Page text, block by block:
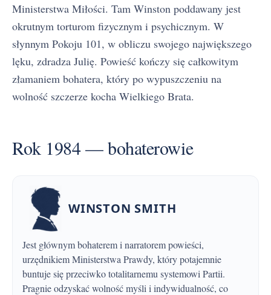
Ministerstwa Miłości. Tam Winston poddawany jest
okrutnym torturom fizycznym i psychicznym. W
słynnym Pokoju 101, w obliczu swojego największego
lęku, zdradza Julię. Powieść kończy się całkowitym
złamaniem bohatera, który po wypuszczeniu na
wolność szczerze kocha Wielkiego Brata.
Rok 1984 — bohaterowie
WINSTON SMITH
Jest głównym bohaterem i narratorem powieści,
urzędnikiem Ministerstwa Prawdy, który potajemnie
buntuje się przeciwko totalitarnemu systemowi Partii.
Pragnie odzyskać wolność myśli i indywidualność, co